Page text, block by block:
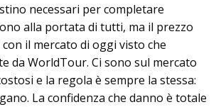
necessari per completare
alla portata di tutti, ma il prezzo
il mercato di oggi visto che
da WorldTour. Ci sono sul mercato
e la regola è sempre la stessa:
La confidenza che danno è totale